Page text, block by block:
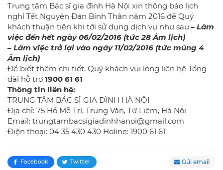
Trung tâm Bác sĩ gia đình Hà Nội xin thông báo lịch
nghỉ Tết Nguyên Đán Bính Thân năm 2016 để Quý
khách thuận tiện khi tới sử dụng dịch vụ như sau:– Làm
việc đến hết ngày 06/02/2016 (tức 28 Âm lịch)
– Làm việc trở lại vào ngày 11/02/2016 (tức mùng 4
Âm lịch)
Để biết thêm chi tiết, Quý khách vui lòng liên hệ Tổng
đài hỗ trợ 1900 61 61
Thông tin liên hệ:
TRUNG TÂM BÁC SĨ GIA ĐÌNH HÀ NỘI
Địa chỉ: 75 Hồ Mễ Trì, Trung Văn, Từ Liêm, Hà Nội
Email: trungtambacsigiadinhhanoi@gmail.com
Điện thoại: 04 35 430 430 Holine: 1900 61 61
Facebook Twitter Gửi email